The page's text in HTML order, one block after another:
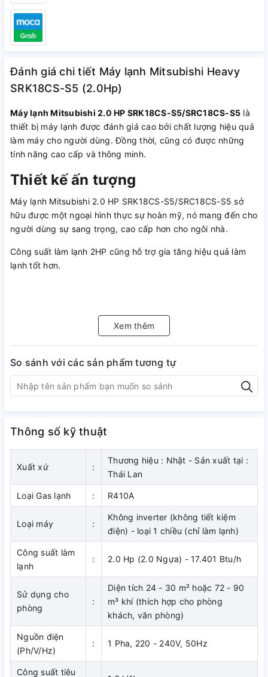
Đánh giá chi tiết Máy lạnh Mitsubishi Heavy
SRK18CS-S5 (2.0Hp)
Máy lạnh Mitsubishi 2.0 HP SRK18CS-S5/SRC18CS-S5 là
thiết bị máy lạnh được đánh giá cao bởi chất lượng hiệu quả
làm máy cho người dùng. Đồng thời, cũng có được những
tính năng cao cấp và thông minh.
Thiết kế ấn tượng
Máy lạnh Mitsubishi 2.0 HP SRK18CS-S5/SRC18CS-S5 sở
hữu được một ngoại hình thực sự hoàn mỹ, nó mang đến cho
người dùng sự sang trọng, cao cấp hơn cho ngôi nhà.
Công suất làm lạnh 2HP cũng hỗ trợ gia tăng hiệu quả làm
lạnh tốt hơn.
Các tính năng thông minh khác
Chế độ tự động thông minh
nhiệt độ trong phòng tại thời điểm cài đặt.
Chế độ phân phối gió tự động 3D (3 chiều)
Bạn có thể lựa chọn chế độ làm lạnh tốt nhất, phân phối gió
tự động khắp phòng đều đặn khi sử dụng chế độ 3D trên
remote.
Chế độ đảo gió tự động
Tự động chọn góc thổi chếch để tối đa việc làm lạnh. Khi
cánh tản gió quay, bạn có thể chọn vị trí dừng bất kỳ của
chúng. Khi khởi động lại máy, máy sẽ nhớ vị trí cánh đảo ở
lần vận hành trước
Góc đảo cánh Lên/Xuống và qua lại
Chọn góc độ lên/xuống theo độ rộng mong muốn. Phân phối
dòng khí trải rộng khắp phòng bằng cách đảo cánh hướng
gió bên phải và trái một cách tự động. Góc cánh hướng gió
có thể được bố trí ở những vị trí mong muốn bất kì.
Chức năng tự động báo lỗi khi có sự cố
Trong trường hợp máy bị sự cố, bộ vi xử lý sẽ tự động chẩn
Xem thêm
So sánh với các sản phẩm tương tự
Thông số kỹ thuật
Xuất xứ :
Thương hiệu : Nhật - Sản xuất tại :
Thái Lan
Loại Gas lạnh : R410A
Loại máy :
Không inverter (không tiết kiệm
điện) - loại 1 chiều (chỉ làm lạnh)
Công suất làm
lạnh
: 2.0 Hp (2.0 Ngựa) - 17.401 Btu/h
Sử dụng cho
phòng
:
Diện tích 24 - 30 m² hoặc 72 - 90
m³ khí (thích hợp cho phòng
khách, văn phòng)
Nguồn điện
(Ph/V/Hz)
: 1 Pha, 220 - 240V, 50Hz
Công suất tiêu